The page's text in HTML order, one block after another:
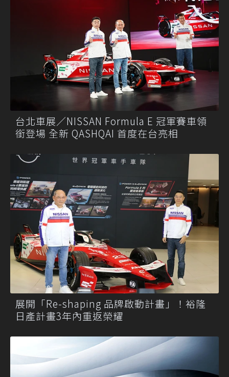
台北車展／NISSAN Formula E 冠軍賽車領
銜登場 全新 QASHQAI 首度在台亮相
展開「Re-shaping 品牌啟動計畫」！裕隆
日產計畫3年內重返榮耀